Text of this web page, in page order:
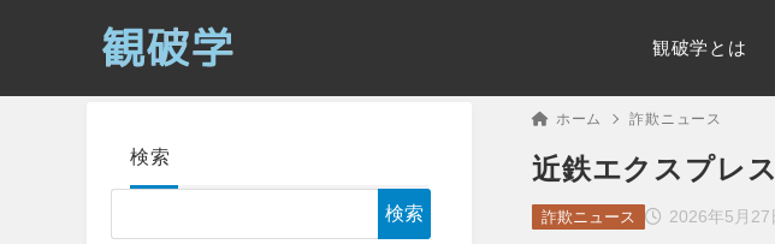
観破学とは
ホーム 詐欺ニュース
近鉄エクスプレ
2026年5月27
詐欺ニュース
検索
検索